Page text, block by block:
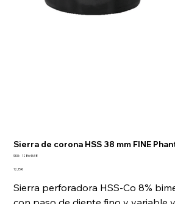
Sierra de corona HSS 38 mm FINE
SKU:
SKU
12864638
Precio
12,15 €
Sierra perforadora HSS-Co 8%